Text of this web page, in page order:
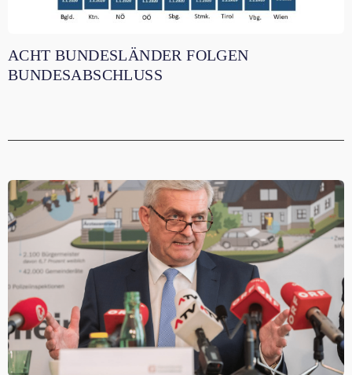
ACHT BUNDESLÄNDER FOLGEN
BUNDESABSCHLUSS